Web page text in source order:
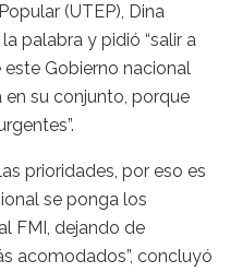
(UTEP), Dina
palabra y pidió “salir a
Gobierno nacional
su conjunto, porque
prioridades, por eso es
se ponga los
FMI, dejando de
acomodados”, concluyó